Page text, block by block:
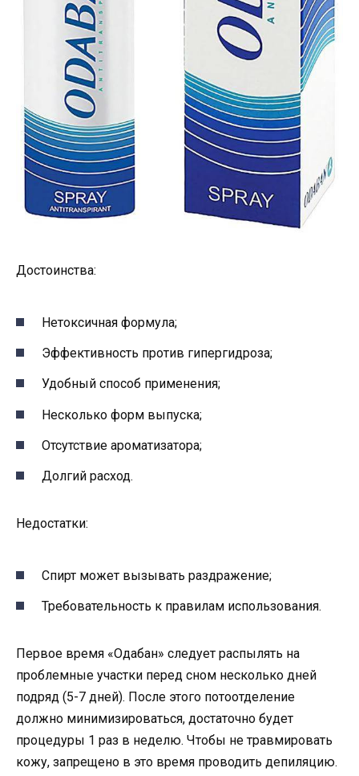
Достоинства:
Нетоксичная формула;
Эффективность против гипергидроза;
Удобный способ применения;
Несколько форм выпуска;
Отсутствие ароматизатора;
Долгий расход.
Недостатки:
Спирт может вызывать раздражение;
Требовательность к правилам использования.
Первое время «Одабан» следует распылять на
проблемные участки перед сном несколько дней
подряд (5-7 дней). После этого потоотделение
должно минимизироваться, достаточно будет
процедуры 1 раз в неделю. Чтобы не травмировать
кожу, запрещено в это время проводить депиляцию.